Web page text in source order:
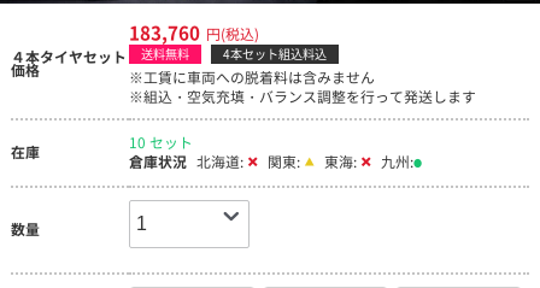
４本タイヤセット
価格
183,760 円(税込)
送料無料 4本セット組込料込
※工賃に車両への脱着料は含みません
※組込・空気充填・バランス調整を行って発送します
在庫
10 セット
倉庫状況 北海道: 関東: 東海: 九州:
数量